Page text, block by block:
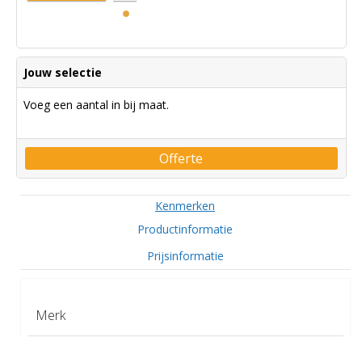
Jouw selectie
Voeg een aantal in bij maat.
Offerte
Kenmerken
Productinformatie
Prijsinformatie
Merk